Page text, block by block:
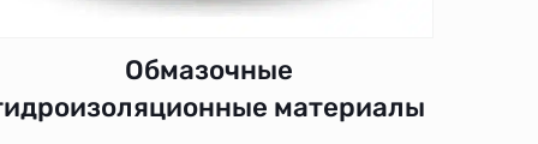
Обмазочные
материалы